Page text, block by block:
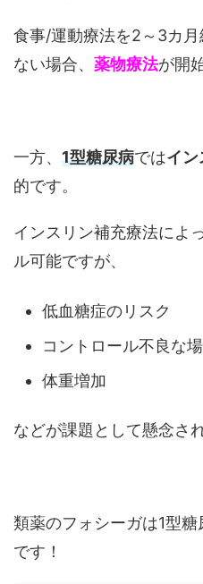
食事/運動療法を2～3カ
ない場合、 薬物療法が開
一方、 1型糖尿病ではイン
的です。
インスリン補充療法によ
ル可能ですが、
低血糖症のリスク
コントロール不良な
体重増加
などが課題として懸念さ
類薬のフォシーガは1型
です！